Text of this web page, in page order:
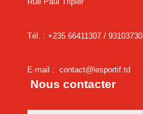
Tél. : +235 66411307 / 93103730
E-mail : contact@lesportif.td
Nous contacter